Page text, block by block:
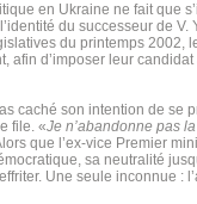
en Ukraine ne fait que
du successeur de
du printemps 2002,
afin d’imposer leur
caché son intention de se
file. «Je n’abandonne pas
que l’ex-vice Premier
sa neutralité
Une seule inconnue :